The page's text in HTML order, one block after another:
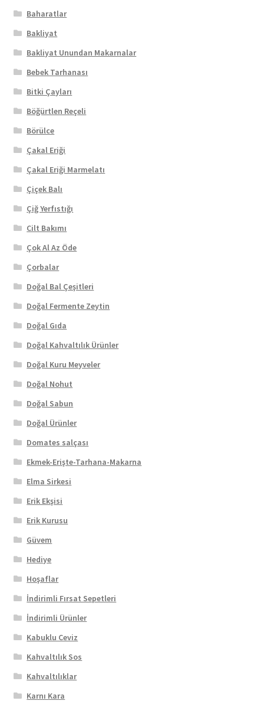
Baharatlar
Bakliyat
Bakliyat Unundan Makarnalar
Bebek Tarhanası
Bitki Çayları
Böğürtlen Reçeli
Börülce
Çakal Eriği
Çakal Eriği Marmelatı
Çiçek Balı
Çiğ Yerfıstığı
Cilt Bakımı
Çok Al Az Öde
Çorbalar
Doğal Bal Çeşitleri
Doğal Fermente Zeytin
Doğal Gıda
Doğal Kahvaltılık Ürünler
Doğal Kuru Meyveler
Doğal Nohut
Doğal Sabun
Doğal Ürünler
Domates salçası
Ekmek-Erişte-Tarhana-Makarna
Elma Sirkesi
Erik Ekşisi
Erik Kurusu
Güvem
Hediye
Hoşaflar
İndirimli Fırsat Sepetleri
İndirimli Ürünler
Kabuklu Ceviz
Kahvaltılık Sos
Kahvaltılıklar
Karnı Kara